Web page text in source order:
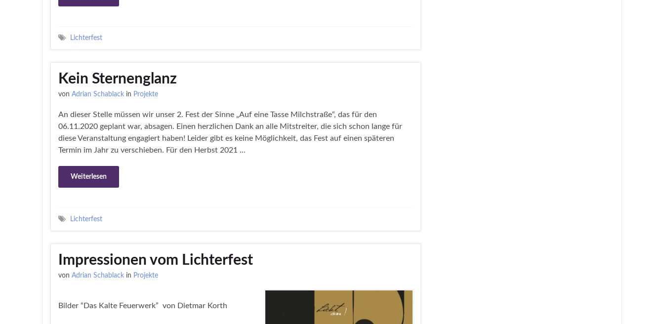
Lichterfest
Kein Sternenglanz
von Adrian Schablack in Projekte
An dieser Stelle müssen wir unser 2. Fest der Sinne „Auf eine Tasse Milchstraße“, das für den
06.11.2020 geplant war, absagen. Einen herzlichen Dank an alle Mitstreiter, die sich schon lange für
diese Veranstaltung engagiert haben! Leider gibt es keine Möglichkeit, das Fest auf einen späteren
Termin im Jahr zu verschieben. Für den Herbst 2021 …
Weiterlesen
Lichterfest
Impressionen vom Lichterfest
von Adrian Schablack in Projekte
Bilder “Das Kalte Feuerwerk” von Dietmar Korth